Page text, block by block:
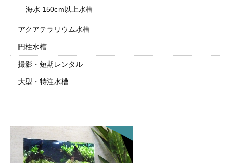
海水 150cm以上水槽
アクアテラリウム水槽
円柱水槽
撮影・短期レンタル
大型・特注水槽